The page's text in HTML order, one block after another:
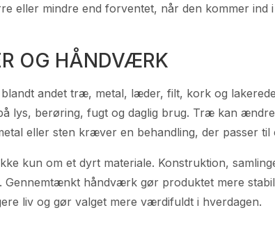
eller mindre end forventet, når den kommer ind i
OG HÅNDVÆRK
andet træ, metal, læder, filt, kork og
lys, berøring, fugt og daglig brug. Træ kan
eller sten kræver en behandling, der passer til
kun om et dyrt materiale. Konstruktion,
Gennemtænkt håndværk gør produktet mere
liv og gør valget mere værdifuldt i hverdagen.